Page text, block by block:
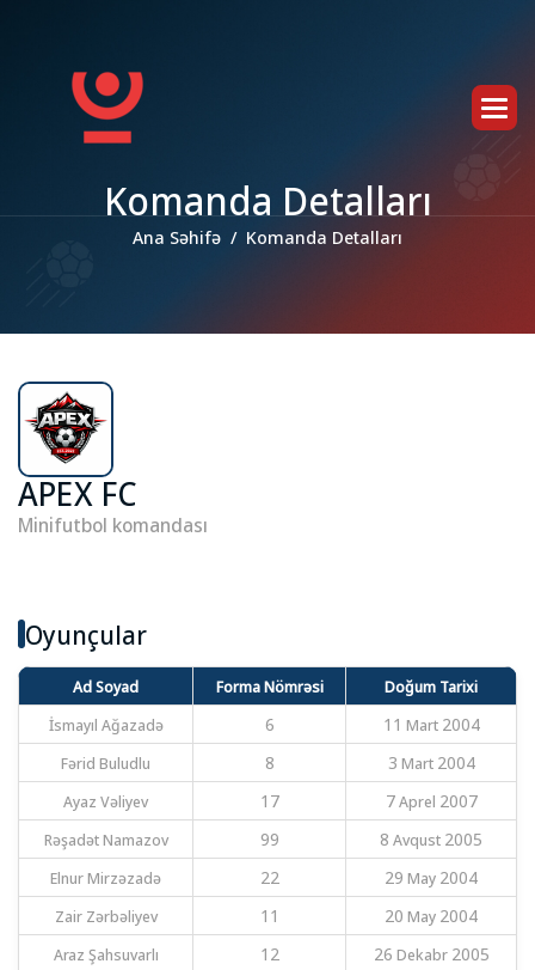
Komanda Detalları
Ana Səhifə Komanda Detalları
APEX FC
Minifutbol komandası
Oyunçular
Ad Soyad Forma Nömrəsi
Doğum Tarixi
İsmayıl Ağazadə
6
11 Mart 2004
Fərid Buludlu
8
3 Mart 2004
Ayaz Vəliyev
17
7 Aprel 2007
Rəşadət Namazov
99
8 Avqust 2005
Elnur Mirzəzadə
22
29 May 2004
Zair Zərbəliyev
11
20 May 2004
Araz Şahsuvarlı
12
26 Dekabr 2005